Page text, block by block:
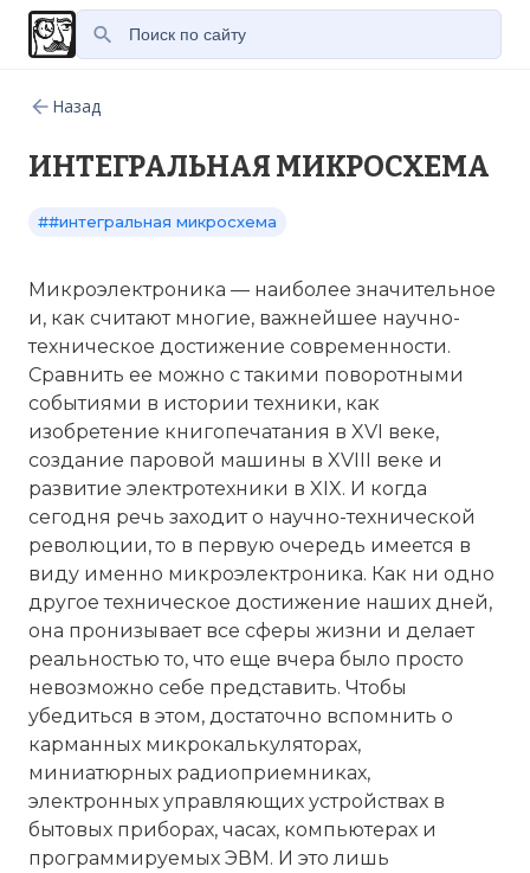
Назад
ИНТЕГРАЛЬНАЯ МИКРОСХЕМА
##интегральная микросхема
Микроэлектроника — наиболее значительное
и, как считают многие, важнейшее научно-
техническое достижение современности.
Сравнить ее можно с такими поворотными
событиями в истории техники, как
изобретение книгопечатания в XVI веке,
создание паровой машины в XVIII веке и
развитие электротехники в XIX. И когда
сегодня речь заходит о научно-технической
революции, то в первую очередь имеется в
виду именно микроэлектроника. Как ни одно
другое техническое достижение наших дней,
она пронизывает все сферы жизни и делает
реальностью то, что еще вчера было просто
невозможно себе представить. Чтобы
убедиться в этом, достаточно вспомнить о
карманных микрокалькуляторах,
миниатюрных радиоприемниках,
электронных управляющих устройствах в
бытовых приборах, часах, компьютерах и
программируемых ЭВМ. И это лишь